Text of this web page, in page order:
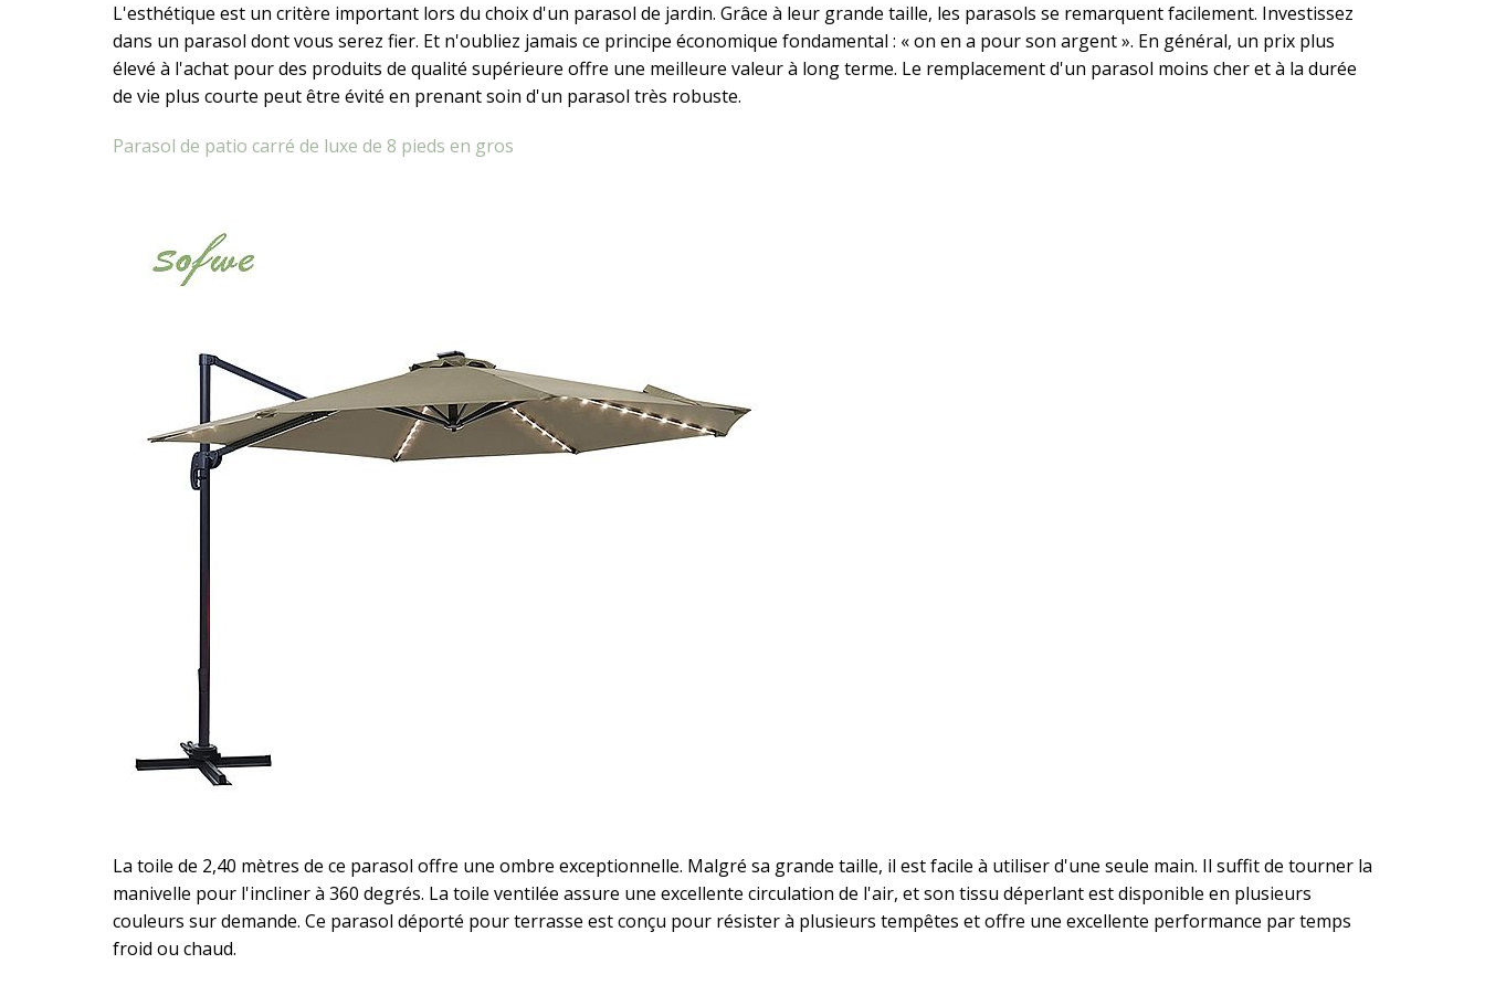
L'esthétique est un critère important lors du choix d'un parasol de jardin. Grâce à leur grande taille, les parasols se remarquent facilement. Investissez
dans un parasol dont vous serez fier. Et n'oubliez jamais ce principe économique fondamental : « on en a pour son argent ». En général, un prix plus
élevé à l'achat pour des produits de qualité supérieure offre une meilleure valeur à long terme. Le remplacement d'un parasol moins cher et à la durée
de vie plus courte peut être évité en prenant soin d'un parasol très robuste.
Parasol de patio carré de luxe de 8 pieds en gros
La toile de 2,40 mètres de ce parasol offre une ombre exceptionnelle. Malgré sa grande taille, il est facile à utiliser d'une seule main. Il suffit de tourner la
manivelle pour l'incliner à 360 degrés. La toile ventilée assure une excellente circulation de l'air, et son tissu déperlant est disponible en plusieurs
couleurs sur demande. Ce parasol déporté pour terrasse est conçu pour résister à plusieurs tempêtes et offre une excellente performance par temps
froid ou chaud.